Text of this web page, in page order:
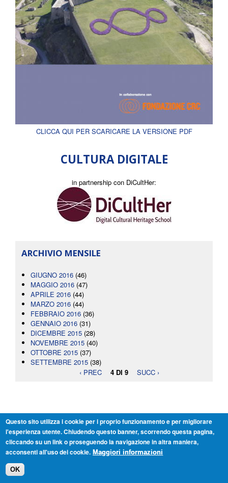
CLICCA QUI PER SCARICARE LA VERSIONE PDF
CULTURA DIGITALE
in partnership con DiCultHer:
ARCHIVIO MENSILE
GIUGNO 2016 (46)
MAGGIO 2016 (47)
APRILE 2016 (44)
MARZO 2016 (44)
FEBBRAIO 2016 (36)
GENNAIO 2016 (31)
DICEMBRE 2015 (28)
NOVEMBRE 2015 (40)
OTTOBRE 2015 (37)
SETTEMBRE 2015 (38)
‹ PREC
4 DI 9 SUCC ›
RAPPORTO ANNUALE 2013/2014
Questo sito utilizza i cookie per i proprio funzionamento e per migliorare
l'esperienza utente. Chiudendo questo banner, scorrendo questa pagina,
cliccando su un link o proseguendo la navigazione in altra maniera,
acconsenti all'uso dei cookie. Maggiori informazioni
OK